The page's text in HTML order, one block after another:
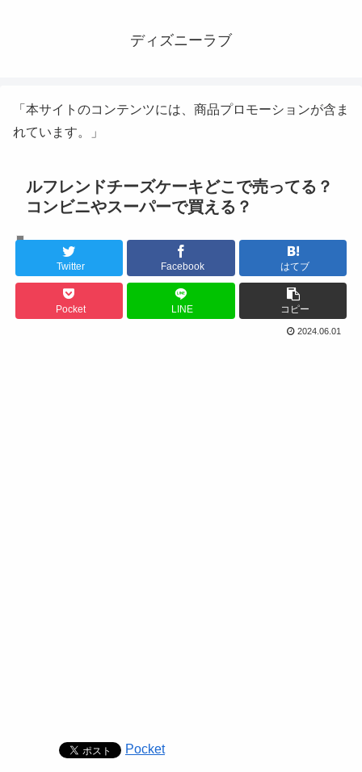
ディズニーラブ
「本サイトのコンテンツには、商品プロモーションが含ま
れています。」
ルフレンドチーズケーキどこで売ってる？
コンビニやスーパーで買える？
Twitter Facebook はてブ
Pocket LINE コピー
2024.06.01
Pocket